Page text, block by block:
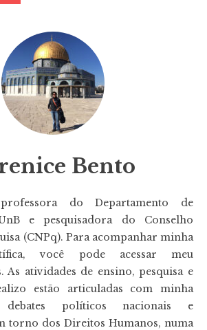
Bento
do Departamento de
e pesquisadora do Conselho
(CNPq). Para acompanhar minha
você pode acessar meu
As atividades de ensino, pesquisa e
estão articuladas com minha
políticos nacionais e
torno dos Direitos Humanos, numa